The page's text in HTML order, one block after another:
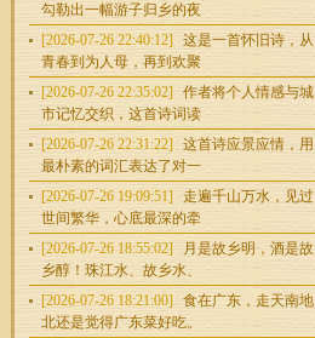
勾勒出一幅游子归乡的夜
[2026-07-26 22:40:12]
这是一首怀旧诗，从
青春到为人母，再到欢聚
[2026-07-26 22:35:02]
作者将个人情感与城
市记忆交织，这首诗词读
[2026-07-26 22:31:22]
这首诗应景应情，用
最朴素的词汇表达了对一
[2026-07-26 19:09:51]
走遍千山万水，见过
世间繁华，心底最深的牵
[2026-07-26 18:55:02]
月是故乡明，酒是故
乡醇！珠江水、故乡水、
[2026-07-26 18:21:00]
食在广东，走天南地
北还是觉得广东菜好吃。